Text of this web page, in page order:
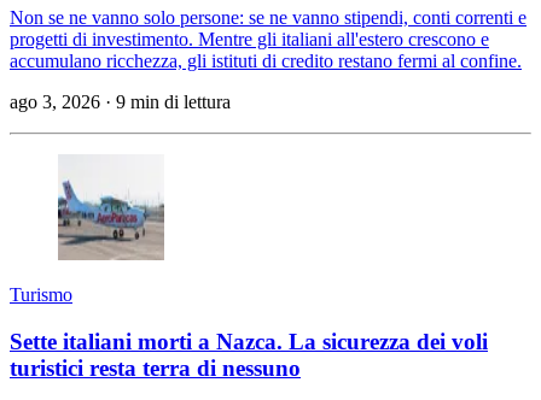
Non se ne vanno solo persone: se ne vanno stipendi, conti correnti e
progetti di investimento. Mentre gli italiani all'estero crescono e
accumulano ricchezza, gli istituti di credito restano fermi al confine.
ago 3, 2026 · 9 min di lettura
Turismo
Sette italiani morti a Nazca. La sicurezza dei voli
turistici resta terra di nessuno